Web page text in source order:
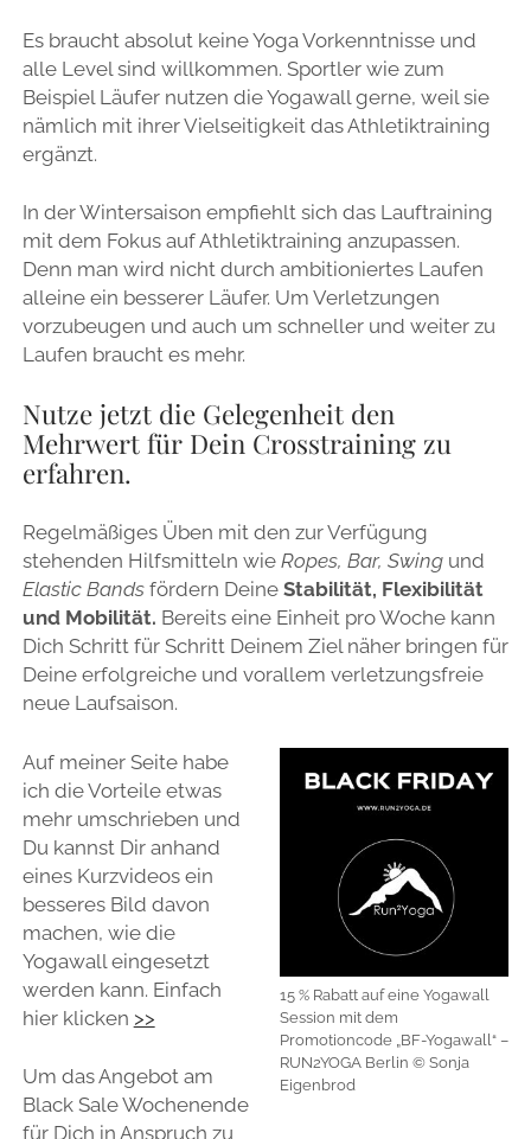
Es braucht absolut keine Yoga Vorkenntnisse und
alle Level sind willkommen. Sportler wie zum
Beispiel Läufer nutzen die Yogawall gerne, weil sie
nämlich mit ihrer Vielseitigkeit das Athletiktraining
ergänzt.
In der Wintersaison empfiehlt sich das Lauftraining
mit dem Fokus auf Athletiktraining anzupassen.
Denn man wird nicht durch ambitioniertes Laufen
alleine ein besserer Läufer. Um Verletzungen
vorzubeugen und auch um schneller und weiter zu
Laufen braucht es mehr.
Nutze jetzt die Gelegenheit den
Mehrwert für Dein Crosstraining zu
erfahren.
Regelmäßiges Üben mit den zur Verfügung
stehenden Hilfsmitteln wie Ropes, Bar, Swing und
Elastic Bandsfördern Deine Stabilität, Flexibilität
und Mobilität. Bereits eine Einheit pro Woche kann
Dich Schritt für Schritt Deinem Ziel näher bringen für
Deine erfolgreiche und vorallem verletzungsfreie
neue Laufsaison.
15 % Rabatt auf eine Yogawall
Session mit dem
Promotioncode „BF-Yogawall“ –
RUN2YOGA Berlin © Sonja
Eigenbrod
Auf meiner Seite habe
ich die Vorteile etwas
mehr umschrieben und
Du kannst Dir anhand
eines Kurzvideos ein
besseres Bild davon
machen, wie die
Yogawall eingesetzt
werden kann. Einfach
hier klicken >>
Um das Angebot am
Black Sale Wochenende
für Dich in Anspruch zu